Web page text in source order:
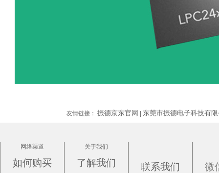
友情链接： 振德京东官网 东莞市振德电子科技有
网络渠道
如何购买
关于我们
了解我们 联系我们 微